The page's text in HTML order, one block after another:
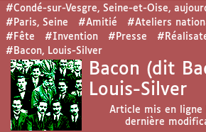
#Condé-sur-Vesgre, Seine-et-Oise,
#Paris, Seine
#Amitié #Ateliers
#Fête
#Invention #Presse
#Bacon, Louis-Silver
Bacon (dit
Louis-Silver
Article mis en ligne
dernière